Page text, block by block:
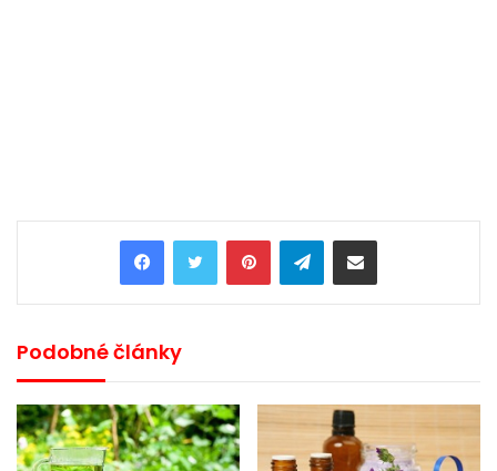
PinterestTelegramShare via Email
Podobné články